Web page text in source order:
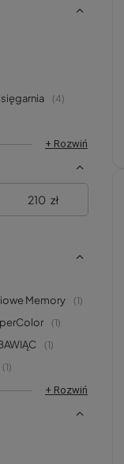
4
+ Rozwiń
zł
Memory 1
1
1
1
+ Rozwiń